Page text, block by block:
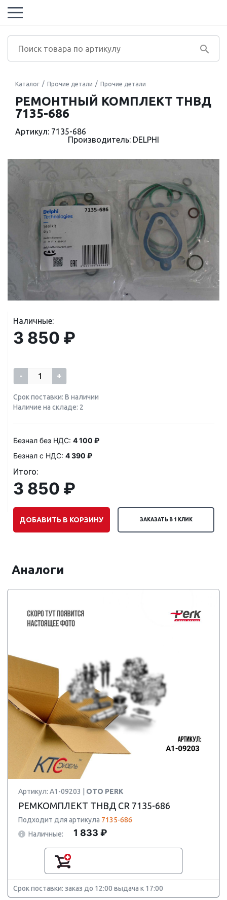
Каталог Прочие детали Прочие детали
РЕМОНТНЫЙ КОМПЛЕКТ ТНВД
7135-686
Артикул: 7135-686
Производитель: DELPHI
Наличные:
3 850 ₽
- +
Срок поставки: В наличии
Наличие на складе: 2
Безнал без НДС: 4 100 ₽
Безнал с НДС: 4 390 ₽
Итого:
3 850 ₽
ДОБАВИТЬ В КОРЗИНУ ЗАКАЗАТЬ В 1 КЛИК
Аналоги
Артикул: A1-09203 | OTO PERK
РЕМКОМПЛЕКТ ТНВД CR 7135-686
Подходит для артикула 7135-686
Наличные:
1 833 ₽
Срок поставки: заказ до 12:00 выдача к 17:00